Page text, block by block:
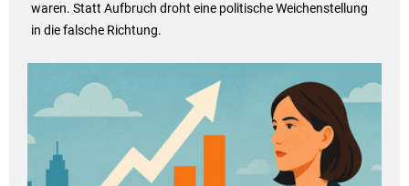
waren. Statt Aufbruch droht eine politische Weichenstellung
in die falsche Richtung.